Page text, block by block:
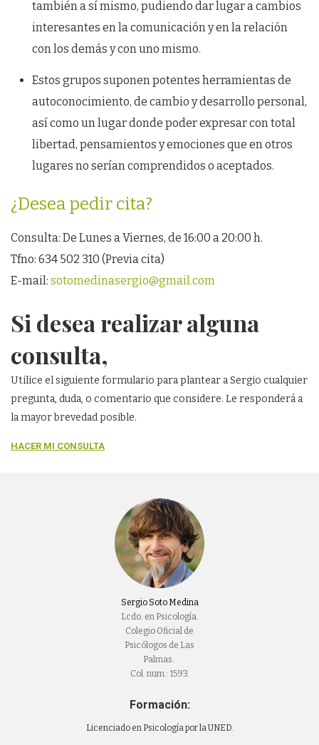
también a sí mismo, pudiendo dar lugar a cambios
interesantes en la comunicación y en la relación
con los demás y con uno mismo.
Estos grupos suponen potentes herramientas de
autoconocimiento, de cambio y desarrollo personal,
así como un lugar donde poder expresar con total
libertad, pensamientos y emociones que en otros
lugares no serían comprendidos o aceptados.
¿Desea pedir cita?
Consulta: De Lunes a Viernes, de 16:00 a 20:00 h.
Tfno: 634 502 310 (Previa cita)
E-mail: sotomedinasergio@gmail.com
Si desea realizar alguna
consulta,
Utilice el siguiente formulario para plantear a Sergio cualquier
pregunta, duda, o comentario que considere. Le responderá a
la mayor brevedad posible.
HACER MI CONSULTA
Sergio Soto Medina
Lcdo. en Psicología.
Colegio Oficial de
Psicólogos de Las
Palmas.
Col. num.: 1593.
Formación:
Licenciado en Psicología por la UNED.